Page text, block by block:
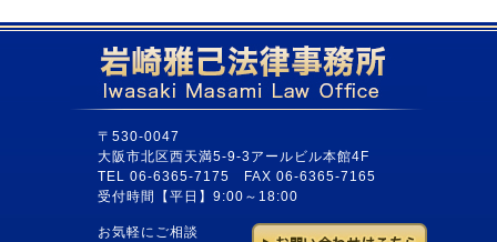
〒530-0047
大阪市北区西天満5-9-3アールビル本館4F
TEL 06-6365-7175 FAX 06-6365-7165
受付時間【平日】9:00～18:00
お気軽にご相談